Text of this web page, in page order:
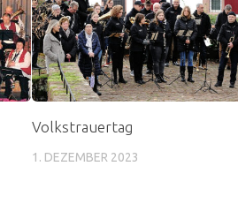
Volkstrauertag
1. DEZEMBER 2023